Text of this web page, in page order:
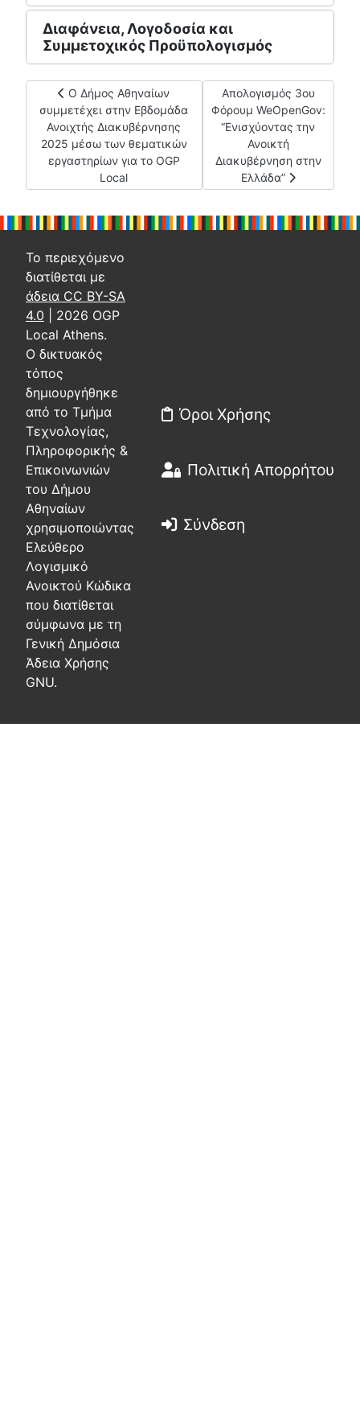
Διαφάνεια, Λογοδοσία και
Συμμετοχικός Προϋπολογισμός
Προηγούμενο άρθρο: Ο Δήμος Αθηναίων συμμετέχει
Ο Δήμος Αθηναίων
συμμετέχει στην Εβδομάδα
Ανοιχτής Διακυβέρνησης
2025 μέσω των θεματικών
εργαστηρίων για το OGP
Local
Επόμενο άρθρο:
Απολογισμός 3ου
Φόρουμ WeOpenGov:
“Ενισχύοντας την
Ανοικτή
Διακυβέρνηση στην
Ελλάδα”
Το περιεχόμενο
διατίθεται με
άδεια CC BY-SA
4.0 | 2026 OGP
Local Athens.
Ο δικτυακός
τόπος
δημιουργήθηκε
από το Τμήμα
Τεχνολογίας,
Πληροφορικής &
Επικοινωνιών
του Δήμου
Αθηναίων
χρησιμοποιώντας
Ελεύθερο
Λογισμικό
Ανοικτού Κώδικα
που διατίθεται
σύμφωνα με τη
Γενική Δημόσια
Άδεια Χρήσης
GNU.
Όροι Χρήσης
Πολιτική Απορρήτου
Σύνδεση